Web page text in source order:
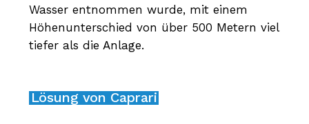
Wasser entnommen wurde, mit einem
Höhenunterschied von über 500 Metern viel
tiefer als die Anlage.
Lösung von Caprari